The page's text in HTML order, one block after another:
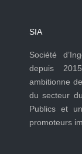
SIA
Société
depuis
ambitionne
du secteur
Publics et
promoteurs